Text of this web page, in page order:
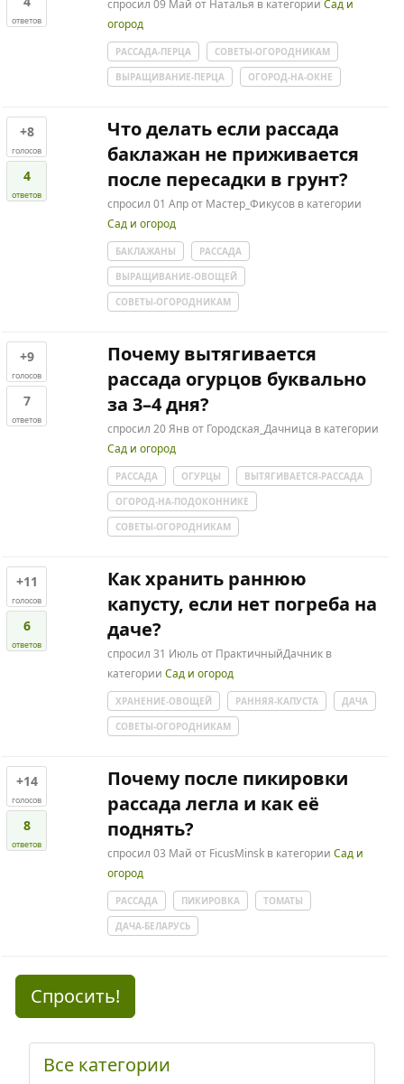
ответов
спросил 09 Май от Наталья в категории Сад и
огород
РАССАДА-ПЕРЦА
СОВЕТЫ-ОГОРОДНИКАМ
ВЫРАЩИВАНИЕ-ПЕРЦА
ОГОРОД-НА-ОКНЕ
+8
голосов
4
ответов
Что делать если рассада
баклажан не приживается
после пересадки в грунт?
спросил 01 Апр от Мастер_Фикусов в категории
Сад и огород
БАКЛАЖАНЫ
РАССАДА
ВЫРАЩИВАНИЕ-ОВОЩЕЙ
СОВЕТЫ-ОГОРОДНИКАМ
+9
голосов
7
ответов
Почему вытягивается
рассада огурцов буквально
за 3–4 дня?
спросил 20 Янв от Городская_Дачница в категории
Сад и огород
РАССАДА ОГУРЦЫ
ВЫТЯГИВАЕТСЯ-РАССАДА
ОГОРОД-НА-ПОДОКОННИКЕ
СОВЕТЫ-ОГОРОДНИКАМ
+11
голосов
6
ответов
Как хранить раннюю
капусту, если нет погреба на
даче?
спросил 31 Июль от ПрактичныйДачник в
категории Сад и огород
ХРАНЕНИЕ-ОВОЩЕЙ РАННЯЯ-КАПУСТА
ДАЧА
СОВЕТЫ-ОГОРОДНИКАМ
+14
голосов
8
ответов
Почему после пикировки
рассада легла и как её
поднять?
спросил 03 Май от FicusMinsk в категории Сад и
огород
РАССАДА ПИКИРОВКА
ТОМАТЫ
ДАЧА-БЕЛАРУСЬ
Спросить!
Все категории